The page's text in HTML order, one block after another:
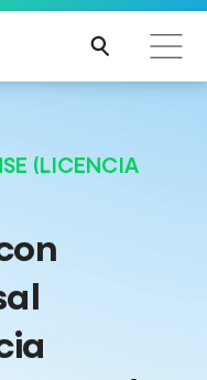
CrowdStrike
.Una sola
(LICENCIA